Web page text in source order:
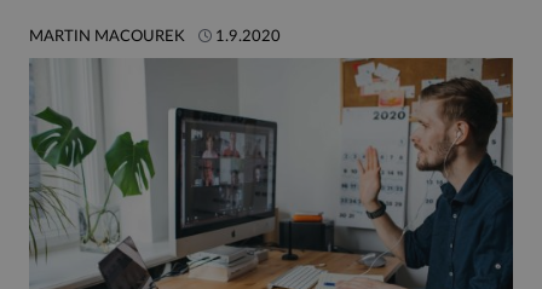
MARTIN MACOUREK 1.9.2020